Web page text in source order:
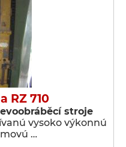
RZ 710
stroje
vysoko výkonnú
…